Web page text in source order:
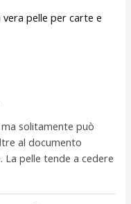
pelle per carte e
solitamente può
al documento
La pelle tende a cedere